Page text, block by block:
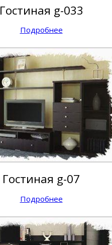
Гостиная g-033
Подробнее
Гостиная g-07
Подробнее